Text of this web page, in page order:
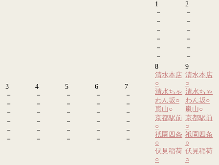
1
－
－
－
－
－
－
2
－
－
－
－
－
－
3
－
－
－
－
－
－
4
－
－
－
－
－
－
5
－
－
－
－
－
－
6
－
－
－
－
－
－
7
－
－
－
－
－
－
8
清水本店
○
清水ちゃ
わん坂○
嵐山○
京都駅前
○
祇園四条
○
伏見稲荷
○
9
清水本店
○
清水ちゃ
わん坂○
嵐山○
京都駅前
○
祇園四条
○
伏見稲荷
○